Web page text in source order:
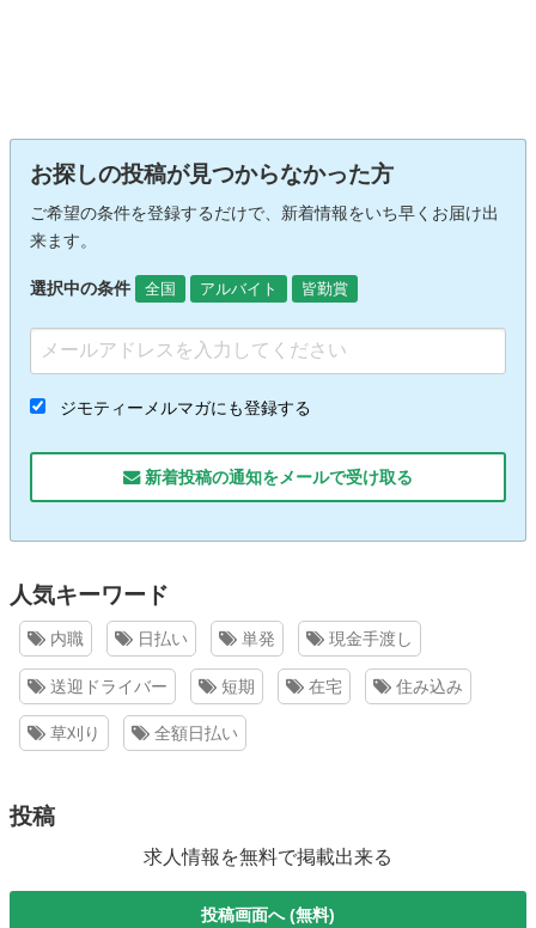
お探しの投稿が見つからなかった方
ご希望の条件を登録するだけで、新着情報をいち早くお届け出
来ます。
選択中の条件 全国 アルバイト 皆勤賞
ジモティーメルマガにも登録する
新着投稿の通知をメールで受け取る
人気キーワード
内職 日払い 単発 現金手渡し
送迎ドライバー 短期 在宅 住み込み
草刈り 全額日払い
投稿
求人情報を無料で掲載出来る
投稿画面へ (無料)